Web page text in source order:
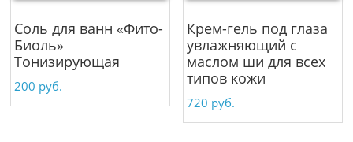
Соль для ванн «Фито-
Биоль»
Тонизирующая
200 руб.
Крем-гель под глаза
увлажняющий с
маслом ши для всех
типов кожи
720 руб.